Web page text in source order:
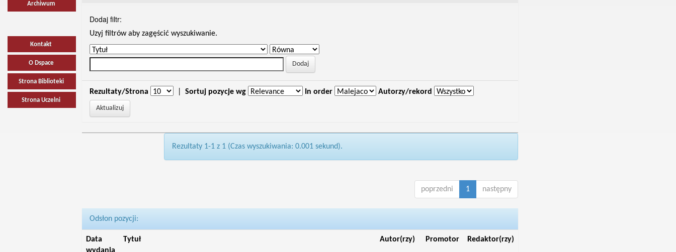
Archiwum
Kontakt
O Dspace
Strona Biblioteki
Strona Uczelni
Dodaj filtr:
Uzyj filtrów aby zagęścić wyszukiwanie.
Rezultaty/Strona Sortuj pozycje wg In order Autorzy/rekord
Rezultaty 1-1 z 1 (Czas wyszukiwania: 0.001 sekund).
poprzedni 1 następny
Odsłon pozycji:
Data
Tytuł Autor(rzy) Promotor Redaktor(rzy)